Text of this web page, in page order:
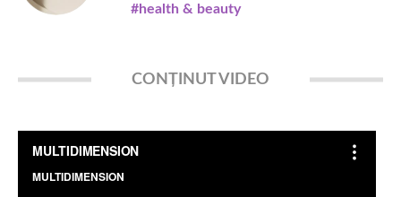
#health & beauty
CONȚINUT VIDEO